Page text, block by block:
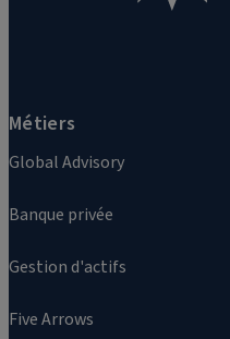
Métiers
Global Advisory
Banque privée
Gestion d'actifs
Five Arrows